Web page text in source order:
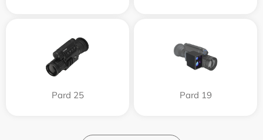
Pard 25 Pard 19